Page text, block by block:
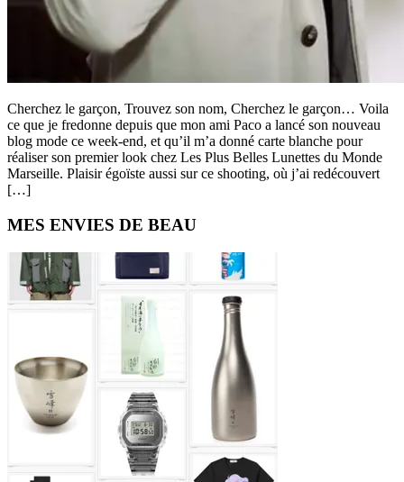
Cherchez le garçon, Trouvez son nom, Cherchez le garçon… Voila
ce que je fredonne depuis que mon ami Paco a lancé son nouveau
blog mode ce week-end, et qu’il m’a donné carte blanche pour
réaliser son premier look chez Les Plus Belles Lunettes du Monde
Marseille. Plaisir égoïste aussi sur ce shooting, où j’ai redécouvert
[…]
Primary
Sidebar
MES ENVIES DE BEAU